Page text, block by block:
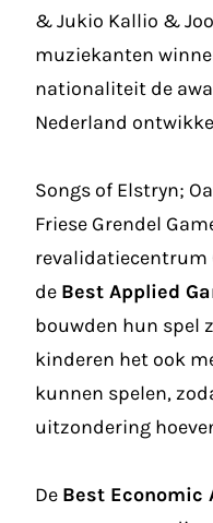
& Jukio Kallio &
muziekanten
nationaliteit de
Nederland
Songs of Elstryn;
Friese Grendel
revalidatiecentrum
de Best Applied
bouwden hun spel
kinderen het ook
kunnen spelen,
uitzondering
De Best Economic